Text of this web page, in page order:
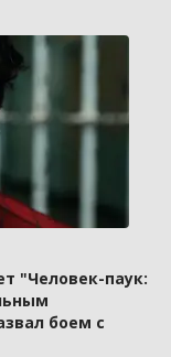
"Человек-паук:
боем с